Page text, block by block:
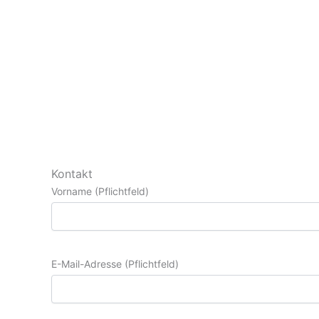
Kontakt
Vorname (Pflichtfeld)
E-Mail-Adresse (Pflichtfeld)